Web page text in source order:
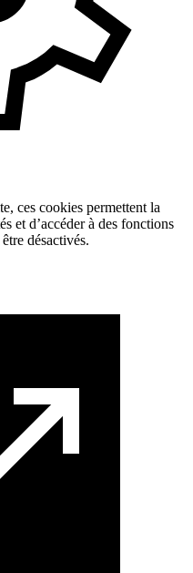
ces cookies permettent la
et d’accéder à des fonctions
désactivés.